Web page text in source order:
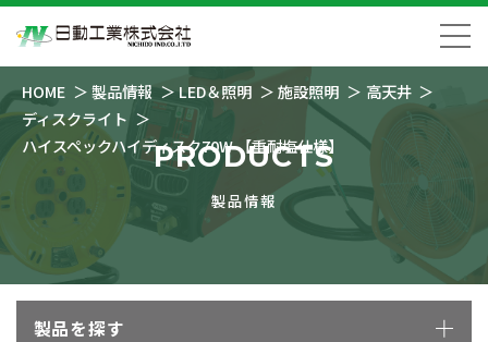
HOME 製品情報 LED＆照明 施設照明
高天井
ディスクライト
ハイスペックハイディスク70W 【重耐塩仕様】
PRODUCTS
製品情報
製品を探す